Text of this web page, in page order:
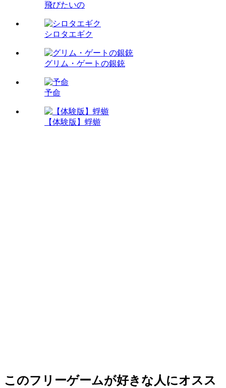
飛びたいの
シロタエギク
グリム・ゲートの銀銃
予命
【体験版】蜉蝣
このフリーゲームが好きな人にオスス